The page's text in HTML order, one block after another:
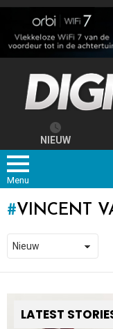
NIEUW
Menu
VINCENT
LATEST